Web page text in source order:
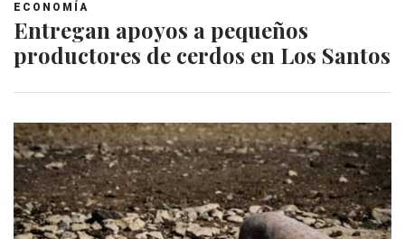
ECONOMÍA
Entregan apoyos a pequeños
productores de cerdos en Los Santos